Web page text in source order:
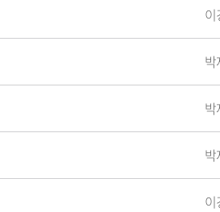
이
박
박
박
이